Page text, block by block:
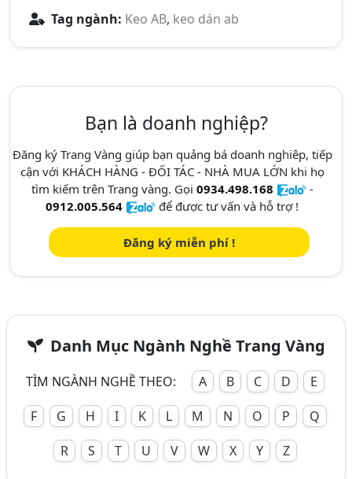
Tag ngành: Keo AB, keo dán ab
Bạn là doanh nghiệp?
Đăng ký Trang Vàng giúp bạn quảng bá doanh nghiêp, tiếp
cận với KHÁCH HÀNG - ĐỐI TÁC - NHÀ MUA LỚN khi họ
tìm kiếm trên Trang vàng. Gọi 0934.498.168
-
0912.005.564
để được tư vấn và hỗ trợ !
Đăng ký miễn phí !
Danh Mục Ngành Nghề Trang Vàng
TÌM NGÀNH NGHỀ THEO: A B C D
E
F
G H I K L M N O P
Q
R
S T U V W X Y Z